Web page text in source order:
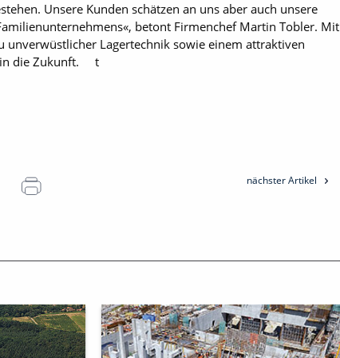
Unsere Kunden schätzen an uns aber auch unsere
betont Firmenchef Martin Tobler. Mit
Lagertechnik sowie einem attraktiven
in die Zukunft. t
nächster Artikel